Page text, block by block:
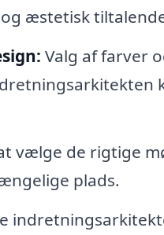
æstetisk
Valg af farver
vælge de rigtige
plads.